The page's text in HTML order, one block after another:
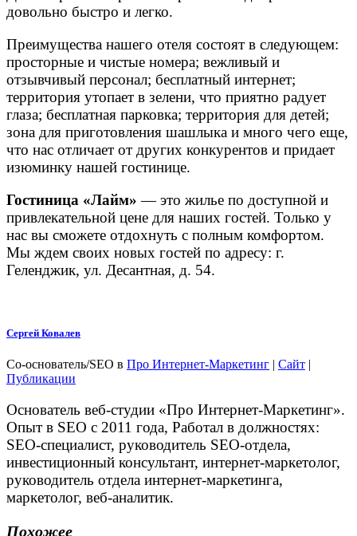
довольно быстро и легко.
Преимущества нашего отеля состоят в следующем:
просторные и чистые номера; вежливый и
отзывчивый персонал; бесплатный интернет;
территория утопает в зелени, что приятно радует
глаза; бесплатная парковка; территория для детей;
зона для приготовления шашлыка и много чего еще,
что нас отличает от других конкурентов и придает
изюминку нашей гостинице.
Гостиница «Лайм»— это жилье по доступной и
привлекательной цене для наших гостей. Только у
нас вы сможете отдохнуть с полным комфортом.
Мы ждем своих новых гостей по адресу: г.
Геленджик, ул. Десантная, д. 54.
Сергей Ковалев
Со-основатель/SEO в Про Интернет-Маркетинг | Сайт |
Публикации
Основатель веб-студии «Про Интернет-Маркетинг».
Опыт в SEO с 2011 года, Работал в должностях:
SEO-специалист, руководитель SEO-отдела,
инвестиционный консультант, интернет-маркетолог,
руководитель отдела интернет-маркетинга,
маркетолог, веб-аналитик.
Похожее